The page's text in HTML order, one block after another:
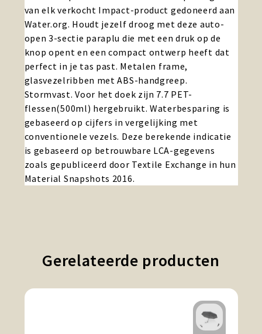
van elk verkocht Impact-product gedoneerd aan
Water.org. Houdt jezelf droog met deze auto-
open 3-sectie paraplu die met een druk op de
knop opent en een compact ontwerp heeft dat
perfect in je tas past. Metalen frame,
glasvezelribben met ABS-handgreep.
Stormvast. Voor het doek zijn 7.7 PET-
flessen(500ml) hergebruikt. Waterbesparing is
gebaseerd op cijfers in vergelijking met
conventionele vezels. Deze berekende indicatie
is gebaseerd op betrouwbare LCA-gegevens
zoals gepubliceerd door Textile Exchange in hun
Material Snapshots 2016.
Gerelateerde producten